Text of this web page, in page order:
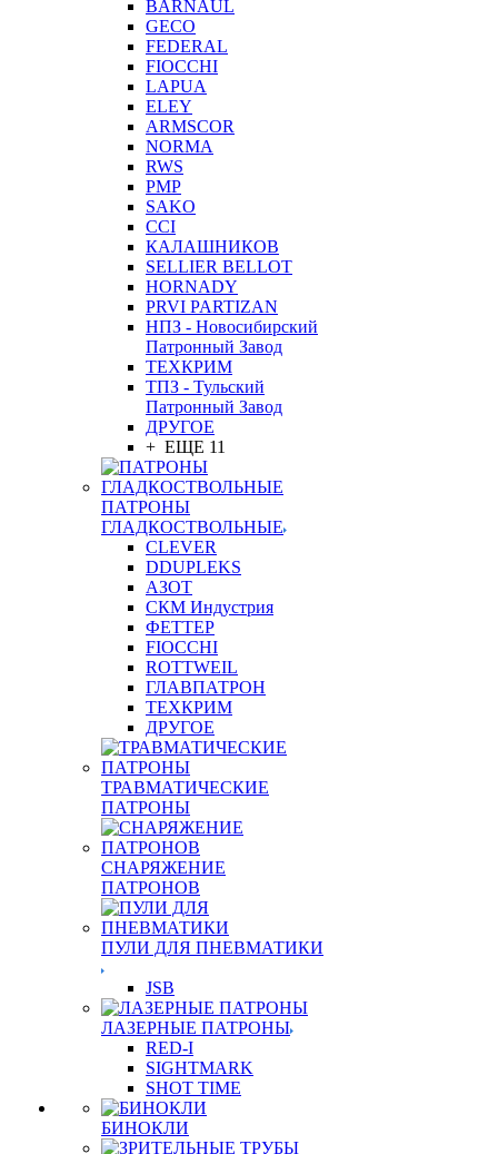
BARNAUL
GEСO
FEDERAL
FIOCCHI
LAPUA
ELEY
ARMSCOR
NORMA
RWS
PMP
SAKO
CCI
КАЛАШНИКОВ
SELLIER BELLOT
HORNADY
PRVI PARTIZAN
НПЗ - Новосибирский
Патронный Завод
ТЕХКРИМ
ТПЗ - Тульский
Патронный Завод
ДРУГОЕ
+ ЕЩЕ 11
ПАТРОНЫ
ГЛАДКОСТВОЛЬНЫЕ
CLEVER
DDUPLEKS
АЗОТ
СКМ Индустрия
ФЕТТЕР
FIOCCHI
ROTTWEIL
ГЛАВПАТРОН
ТЕХКРИМ
ДРУГОЕ
ТРАВМАТИЧЕСКИЕ
ПАТРОНЫ
СНАРЯЖЕНИЕ
ПАТРОНОВ
ПУЛИ ДЛЯ ПНЕВМАТИКИ
JSB
ЛАЗЕРНЫЕ ПАТРОНЫ
RED-I
SIGHTMARK
SHOT TIME
БИНОКЛИ